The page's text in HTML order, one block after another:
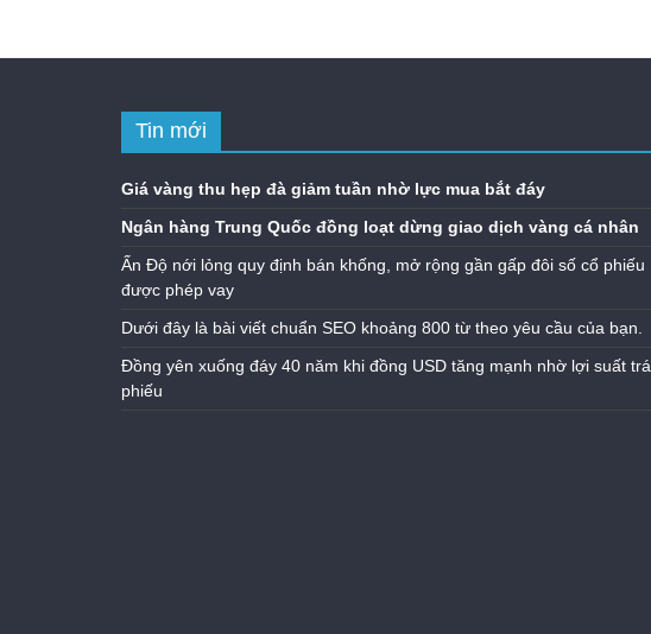
Tin mới
Giá vàng thu hẹp đà giảm tuần nhờ lực mua bắt đáy
Ngân hàng Trung Quốc đồng loạt dừng giao dịch vàng cá nhân
Ấn Độ nới lỏng quy định bán khống, mở rộng gần gấp đôi số cổ phiếu
được phép vay
Dưới đây là bài viết chuẩn SEO khoảng 800 từ theo yêu cầu của bạn.
Đồng yên xuống đáy 40 năm khi đồng USD tăng mạnh nhờ lợi suất
phiếu